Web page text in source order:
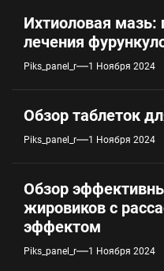
Ихтиоловая мазь:
лечения
Piks_panel_r 1 Ноября 2024
Обзор таблеток
Piks_panel_r 1 Ноября 2024
Обзор
жировиков с
эффектом
Piks_panel_r 1 Ноября 2024